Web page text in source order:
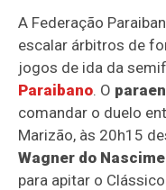
A Federação
escalar árbitros de
jogos de ida da
Paraibano. O
comandar o duelo
Marizão, às 20h15
Wagner do
para apitar o